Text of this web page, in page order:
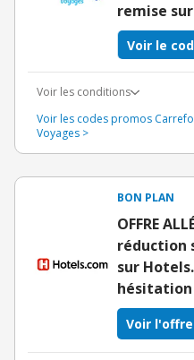
remise
Voir le
Voir les conditions
Voir les codes promos
Voyages >
BON PLAN
OFFRE
réduction
sur
hésitation
Voir l'offre